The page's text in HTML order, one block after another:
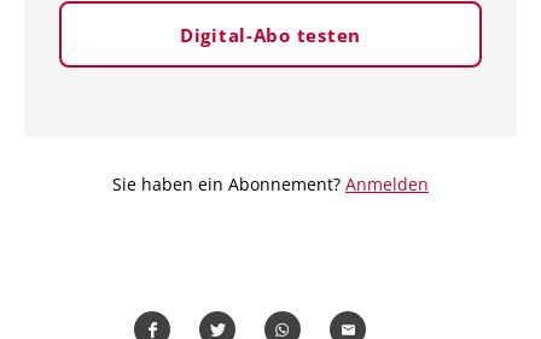
Digital-Abo testen
Sie haben ein Abonnement? Anmelden